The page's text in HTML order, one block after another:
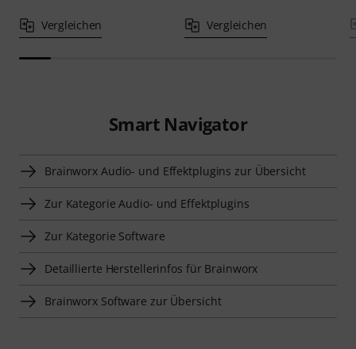
Vergleichen Vergleichen
Smart Navigator
Brainworx Audio- und Effektplugins zur Übersicht
Zur Kategorie Audio- und Effektplugins
Zur Kategorie Software
Detaillierte Herstellerinfos für Brainworx
Brainworx Software zur Übersicht